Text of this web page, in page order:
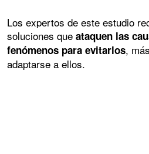
Los expertos de este estudio
soluciones que ataquen las
fenómenos para evitarlos,
adaptarse a ellos.